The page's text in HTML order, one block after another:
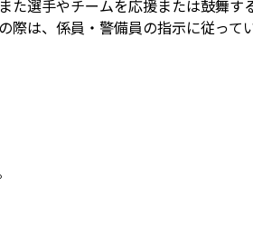
選手やチームを応援または鼓舞
は、係員・警備員の指示に従って